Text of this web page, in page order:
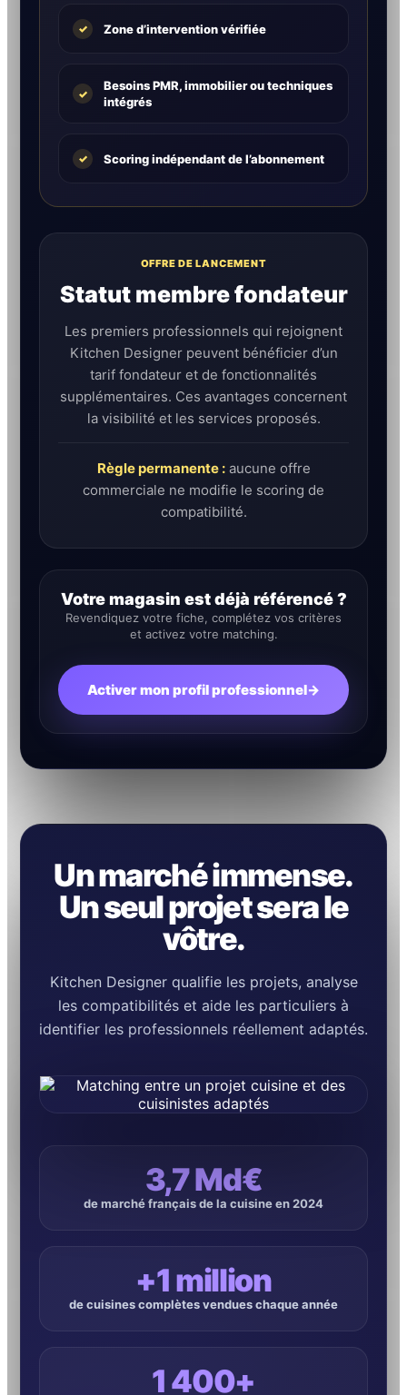
✓ Zone d’intervention vérifiée
✓
Besoins PMR, immobilier ou techniques
intégrés
✓ Scoring indépendant de l’abonnement
OFFRE DE LANCEMENT
Statut membre fondateur
Les premiers professionnels qui rejoignent
Kitchen Designer peuvent bénéficier d’un
tarif fondateur et de fonctionnalités
supplémentaires. Ces avantages concernent
la visibilité et les services proposés.
Règle permanente :aucune offre
commerciale ne modifie le scoring de
compatibilité.
Votre magasin est déjà référencé ?
Revendiquez votre fiche, complétez vos critères
et activez votre matching.
Activer mon profil professionnel→
Un marché immense.
Un seul projet sera le
vôtre.
Kitchen Designer qualifie les projets, analyse
les compatibilités et aide les particuliers à
identifier les professionnels réellement adaptés.
3,7 Md€
de marché français de la cuisine en 2024
+1 million
de cuisines complètes vendues chaque année
1 400+